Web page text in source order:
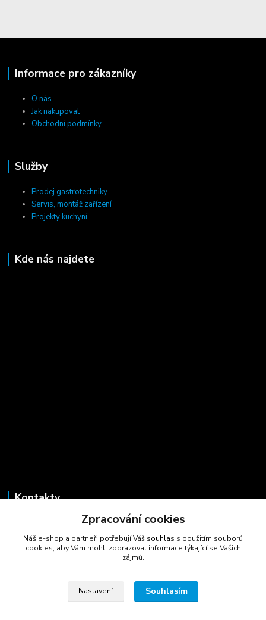
Informace pro zákazníky
O nás
Jak nakupovat
Obchodní podmínky
Služby
Prodej gastrotechniky
Servis, montáž zařízení
Projekty kuchyní
Kde nás najdete
Kontakty
+420 723 725 881
(Po-Pá, 8-16 hod.)
Zpracování cookies
Náš e-shop a partneři potřebují Váš souhlas s použitím souborů
cookies, aby Vám mohli zobrazovat informace týkající se Vašich
zájmů.
Nastavení Souhlasím